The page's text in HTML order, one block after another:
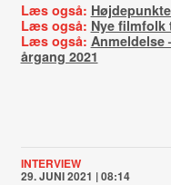
Læs også:
Læs også: Nye
Læs også: Anmeldelse
årgang 2021
INTERVIEW
29. JUNI 2021 | 08:14